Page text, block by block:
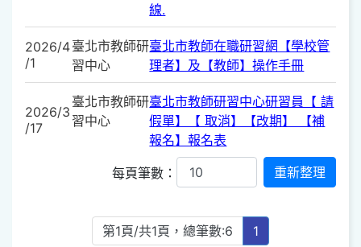
線.
2026/4
/1
臺北市教師研
習中心
臺北市教師在職研習網【學校管
理者】及【教師】操作手冊
2026/3
/17
臺北市教師研
習中心
臺北市教師研習中心研習員【 請
假單】【 取消】【改期】 【補
報名】報名表
每頁筆數：
第1頁/共1頁，總筆數:6 1